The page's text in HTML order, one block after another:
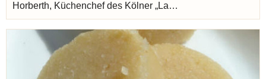
Horberth, Küchenchef des Kölner „La…